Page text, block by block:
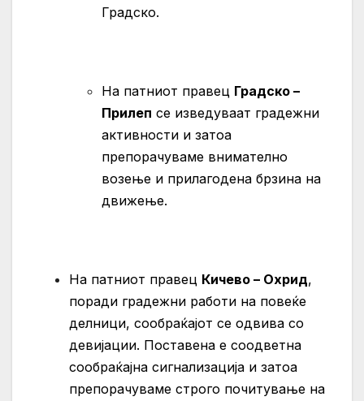
Градско.
На патниот правец Градско –
Прилеп се изведуваат градежни
активности и затоа
препорачуваме внимателно
возење и прилагодена брзина на
движење.
На патниот правец Кичево – Охрид,
поради градежни работи на повеќе
делници, сообраќајот се одвива со
девијации. Поставена е соодветна
сообраќајна сигнализација и затоа
препорачуваме строго почитување на